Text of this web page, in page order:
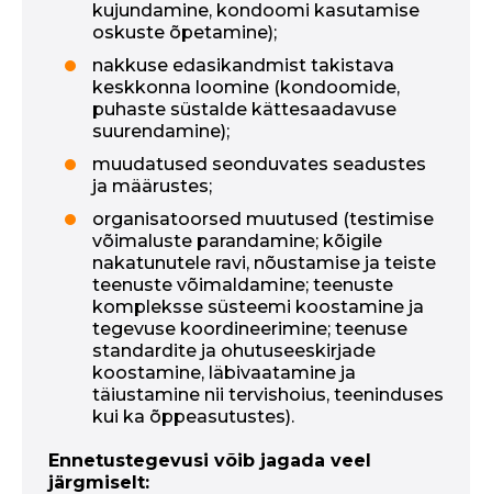
kujundamine, kondoomi kasutamise
oskuste õpetamine);
nakkuse edasikandmist takistava
keskkonna loomine (kondoomide,
puhaste süstalde kättesaadavuse
suurendamine);
muudatused seonduvates seadustes
ja määrustes;
organisatoorsed muutused (testimise
võimaluste parandamine; kõigile
nakatunutele ravi, nõustamise ja teiste
teenuste võimaldamine; teenuste
kompleksse süsteemi koostamine ja
tegevuse koordineerimine; teenuse
standardite ja ohutuseeskirjade
koostamine, läbivaatamine ja
täiustamine nii tervishoius, teeninduses
kui ka õppeasutustes).
Ennetustegevusi võib jagada veel
järgmiselt: